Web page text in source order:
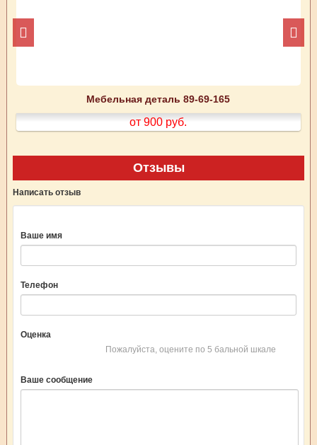
Мебельная деталь 89-69-165
от 900 руб.
Отзывы
Написать отзыв
Ваше имя
Телефон
Оценка
Пожалуйста, оцените по 5 бальной шкале
Ваше сообщение